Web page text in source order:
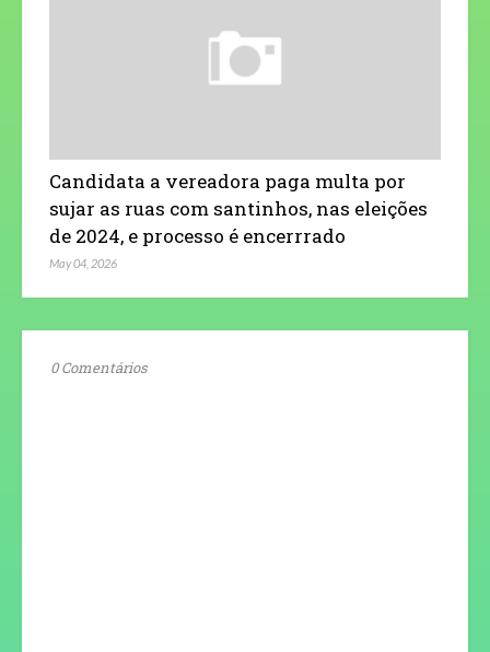
Candidata a vereadora paga multa por
sujar as ruas com santinhos, nas eleições
de 2024, e processo é encerrrado
May 04, 2026
0 Comentários